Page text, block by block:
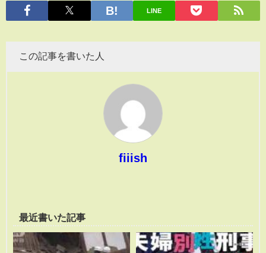
LINE
この記事を書いた人
fiiish
最近書いた記事